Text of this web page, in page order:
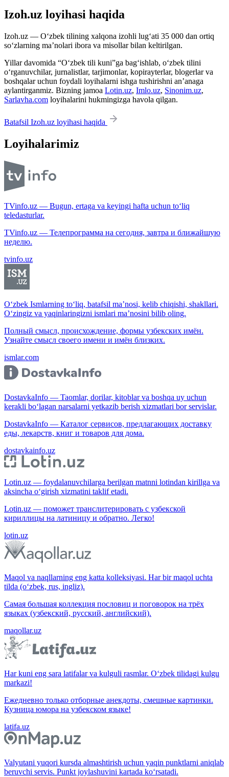
Izoh.uz loyihasi haqida
Izoh.uz — O‘zbek tilining xalqona izohli lug‘ati 35 000 dan ortiq
so‘zlarning ma’nolari ibora va misollar bilan keltirilgan.
Yillar davomida “O‘zbek tili kuni”ga bag‘ishlab, o‘zbek tilini
o‘rganuvchilar, jurnalistlar, tarjimonlar, kopirayterlar, blogerlar va
boshqalar uchun foydali loyihalarni ishga tushirishni an’anaga
aylantirganmiz. Bizning jamoa Lotin.uz, Imlo.uz, Sinonim.uz,
Sarlavha.com loyihalarini hukmingizga havola qilgan.
Batafsil Izoh.uz loyihasi haqida
Loyihalarimiz
TVinfo.uz — Bugun, ertaga va keyingi hafta uchun to‘liq
teledasturlar.
TVinfo.uz — Телепрограмма на сегодня, завтра и ближайшую
неделю.
tvinfo.uz
O‘zbek Ismlarning to‘liq, batafsil ma’nosi, kelib chiqishi, shakllari.
O‘zingiz va yaqinlaringizni ismlari ma’nosini bilib oling.
Полный смысл, происхождение, формы узбекских имён.
Узнайте смысл своего имени и имён близких.
ismlar.com
DostavkaInfo — Taomlar, dorilar, kitoblar va boshqa uy uchun
kerakli bo‘lagan narsalarni yetkazib berish xizmatlari bor servislar.
DostavkaInfo — Каталог сервисов, предлагающих доставку
еды, лекарств, книг и товаров для дома.
dostavkainfo.uz
Lotin.uz — foydalanuvchilarga berilgan matnni lotindan kirillga va
aksincha o‘girish xizmatini taklif etadi.
Lotin.uz — поможет транслитерировать с узбекской
кириллицы на латиницу и обратно. Легко!
lotin.uz
Maqol va naqllarning eng katta kolleksiyasi. Har bir maqol uchta
tilda (o‘zbek, rus, ingliz).
Самая большая коллекция пословиц и поговорок на трёх
языках (узбекский, русский, английский).
maqollar.uz
Har kuni eng sara latifalar va kulguli rasmlar. O‘zbek tilidagi kulgu
markazi!
Ежедневно только отборные анекдоты, смешные картинки.
Кузница юмора на узбекском языке!
latifa.uz
Valyutani yuqori kursda almashtirish uchun yaqin punktlarni aniqlab
beruvchi servis. Punkt joylashuvini kartada ko‘rsatadi.